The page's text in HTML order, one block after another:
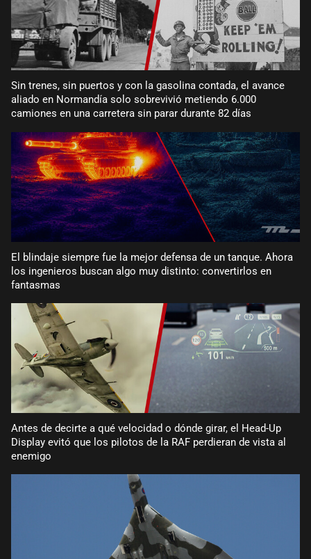
Sin trenes, sin puertos y con la gasolina contada, el avance
aliado en Normandía solo sobrevivió metiendo 6.000
camiones en una carretera sin parar durante 82 días
El blindaje siempre fue la mejor defensa de un tanque. Ahora
los ingenieros buscan algo muy distinto: convertirlos en
fantasmas
Antes de decirte a qué velocidad o dónde girar, el Head-Up
Display evitó que los pilotos de la RAF perdieran de vista al
enemigo